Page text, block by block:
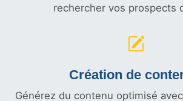
rechercher vos prospects
Création de
Générez du contenu optimisé